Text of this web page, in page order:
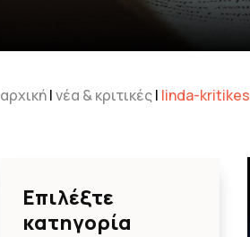
αρχική|νέα & κριτικές| linda-kritikes
Επιλέξτε
κατηγορία